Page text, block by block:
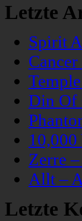
Letzte
Spirit
Din Of
Zerre
Allt –
Letzte